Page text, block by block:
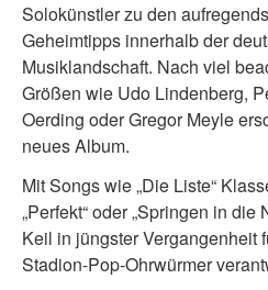
Solokünstler zu den
Geheimtipps innerhalb der
Musiklandschaft. Nach viel
Größen wie Udo Lindenberg,
Oerding oder Gregor Meyle
neues Album.
Mit Songs wie „Die Liste“
„Perfekt“ oder „Springen in die
Keil in jüngster Vergangenheit
Stadion-Pop-Ohrwürmer